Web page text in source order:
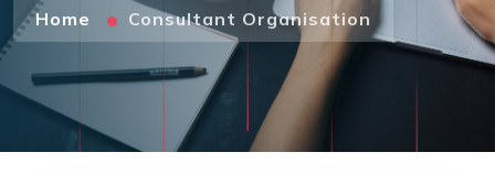
Home Consultant Organisation